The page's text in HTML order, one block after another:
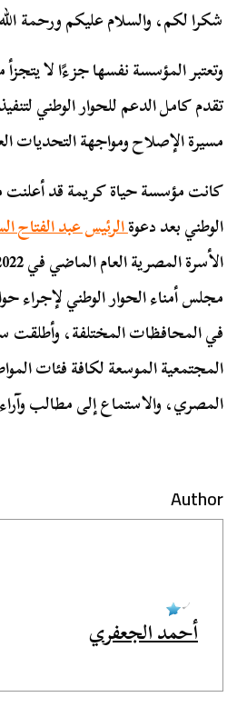
شكرا لكم، والسلام عليكم ورحمة
وتعتبر المؤسسة نفسها جزءًا لا
تقدم كامل الدعم للحوار الوطني
مسيرة الإصلاح ومواجهة التحديات
كانت مؤسسة حياة كريمة قد أعلنت
الوطني بعد دعوةالرئيس عبد الفتاح
مجلس أمناء الحوار الوطني لإجراء
في المحافظات المختلفة، وأطلقت
المجتمعية الموسعة لكافة فئات
المصري، والاستماع إلى مطالب
Author
أحمد الجعفري